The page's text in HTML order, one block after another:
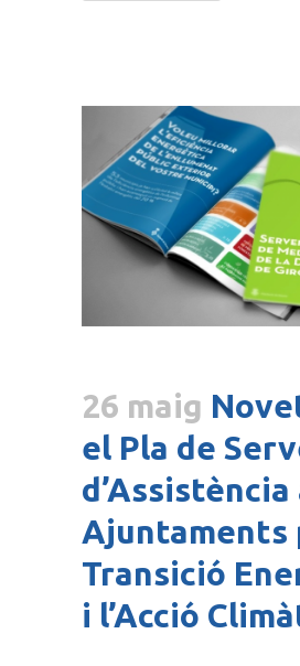
26 maig
el Pla de
d’Assistència
Ajuntaments
Transició
i l’Acció